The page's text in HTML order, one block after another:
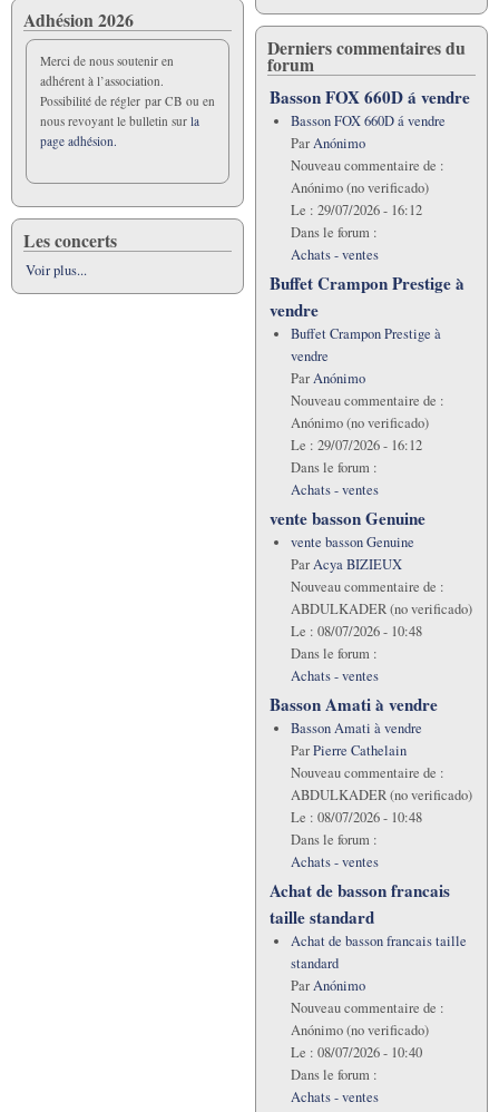
Adhésion 2026
Merci de nous soutenir en
adhérent à l’association.
Possibilité de régler par CB ou en
nous revoyant le bulletin sur la
page adhésion.
Les concerts
Voir plus...
Derniers commentaires du
forum
Basson FOX 660D á vendre
Basson FOX 660D á vendre
ParAnónimo
Nouveau commentaire de :
Anónimo (no verificado)
Le : 29/07/2026 - 16:12
Dans le forum :
Achats - ventes
Buffet Crampon Prestige à
vendre
Buffet Crampon Prestige à
vendre
ParAnónimo
Nouveau commentaire de :
Anónimo (no verificado)
Le : 29/07/2026 - 16:12
Dans le forum :
Achats - ventes
vente basson Genuine
vente basson Genuine
ParAcya BIZIEUX
Nouveau commentaire de :
ABDULKADER (no verificado)
Le : 08/07/2026 - 10:48
Dans le forum :
Achats - ventes
Basson Amati à vendre
Basson Amati à vendre
ParPierre Cathelain
Nouveau commentaire de :
ABDULKADER (no verificado)
Le : 08/07/2026 - 10:48
Dans le forum :
Achats - ventes
Achat de basson francais
taille standard
Achat de basson francais taille
standard
ParAnónimo
Nouveau commentaire de :
Anónimo (no verificado)
Le : 08/07/2026 - 10:40
Dans le forum :
Achats - ventes